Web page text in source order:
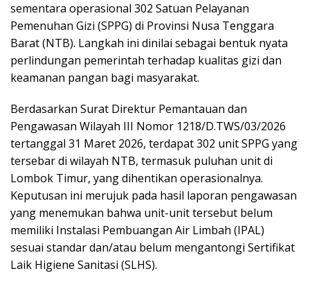
sementara operasional 302 Satuan Pelayanan
Pemenuhan Gizi (SPPG) di Provinsi Nusa Tenggara
Barat (NTB). Langkah ini dinilai sebagai bentuk nyata
perlindungan pemerintah terhadap kualitas gizi dan
keamanan pangan bagi masyarakat.
Berdasarkan Surat Direktur Pemantauan dan
Pengawasan Wilayah III Nomor 1218/D.TWS/03/2026
tertanggal 31 Maret 2026, terdapat 302 unit SPPG yang
tersebar di wilayah NTB, termasuk puluhan unit di
Lombok Timur, yang dihentikan operasionalnya.
Keputusan ini merujuk pada hasil laporan pengawasan
yang menemukan bahwa unit-unit tersebut belum
memiliki Instalasi Pembuangan Air Limbah (IPAL)
sesuai standar dan/atau belum mengantongi Sertifikat
Laik Higiene Sanitasi (SLHS).